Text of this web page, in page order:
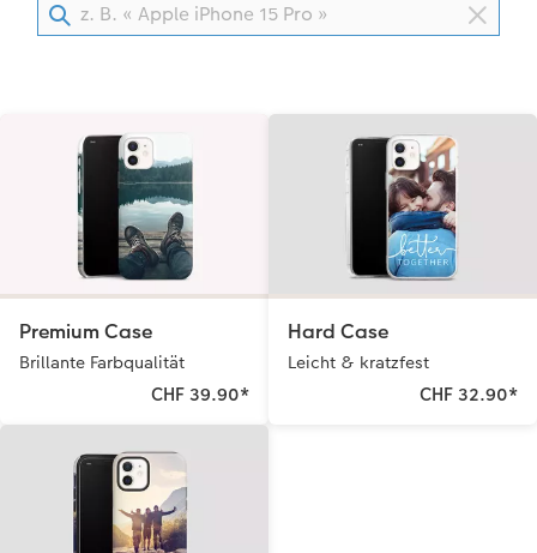
Kundenbeispiele
Coffeetable Book «Art Collection»
CEWE FOTOBUCH per PDF
CEWE myPhotos
Zubehör
CEWE myPhotos
Hartschaum
CEWE myPhotos
Zubehör
CEWE Geschenkgutschein
Neuheiten
Premium Case
Brillante Farbqualität
CHF 39.90*
Hard Case
Leicht & kratzfest
CHF 32.90*